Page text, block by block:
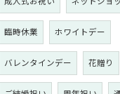
臨時休業 ホワイトデー
バレンタインデー 花贈り